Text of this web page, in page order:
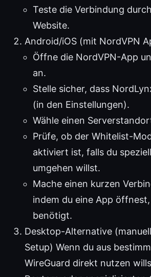
Teste die Verbindung
Website.
Android/iOS (mit NordVPN
Öffne die NordVPN-App
an.
Stelle sicher, dass
(in den Einstellungen).
Wähle einen
Prüfe, ob der Whitelist-
aktiviert ist, falls du
umgehen willst.
Mache einen kurzen
indem du eine App
benötigt.
Desktop-Alternative
Setup) Wenn du aus
WireGuard direkt nutzen